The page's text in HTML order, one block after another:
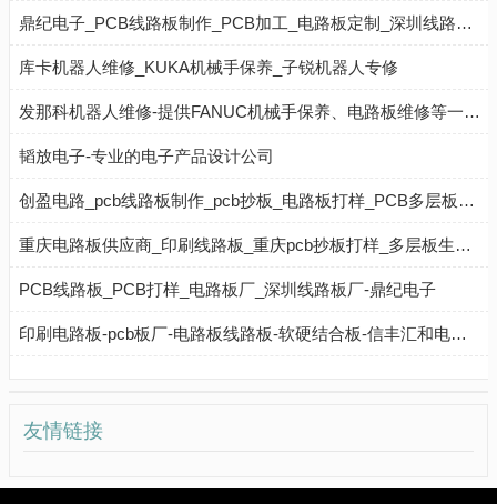
鼎纪电子_PCB线路板制作_PCB加工_电路板定制_深圳线路板厂商
库卡机器人维修_KUKA机械手保养_子锐机器人专修
发那科机器人维修-提供FANUC机械手保养、电路板维修等一站式解决方案
韬放电子-专业的电子产品设计公司
创盈电路_pcb线路板制作_pcb抄板_电路板打样_PCB多层板生产厂家
重庆电路板供应商_印刷线路板_重庆pcb抄板打样_多层板生产厂家_创盈电路
PCB线路板_PCB打样_电路板厂_深圳线路板厂-鼎纪电子
印刷电路板-pcb板厂-电路板线路板-软硬结合板-信丰汇和电路有限公司
友情链接